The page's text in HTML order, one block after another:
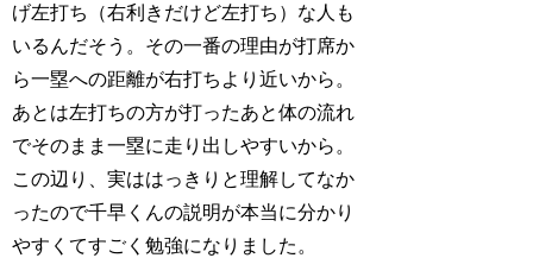
げ左打ち（右利きだけど左打ち）な人も
いるんだそう。その一番の理由が打席か
ら一塁への距離が右打ちより近いから。
あとは左打ちの方が打ったあと体の流れ
でそのまま一塁に走り出しやすいから。
この辺り、実ははっきりと理解してなか
ったので千早くんの説明が本当に分かり
やすくてすごく勉強になりました。